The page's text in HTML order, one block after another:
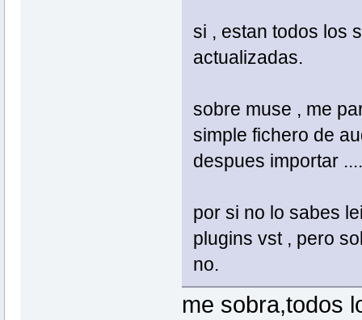
si , estan todos los
actualizadas.
sobre muse , me
simple fichero de
despues importar ....
por si no lo sabes
plugins vst , pero
no.
me sobra,todos